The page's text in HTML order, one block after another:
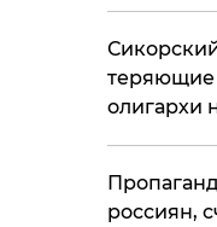
теряющие
олигархи
россиян,